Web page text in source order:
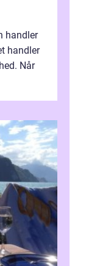
handler
handler
Når